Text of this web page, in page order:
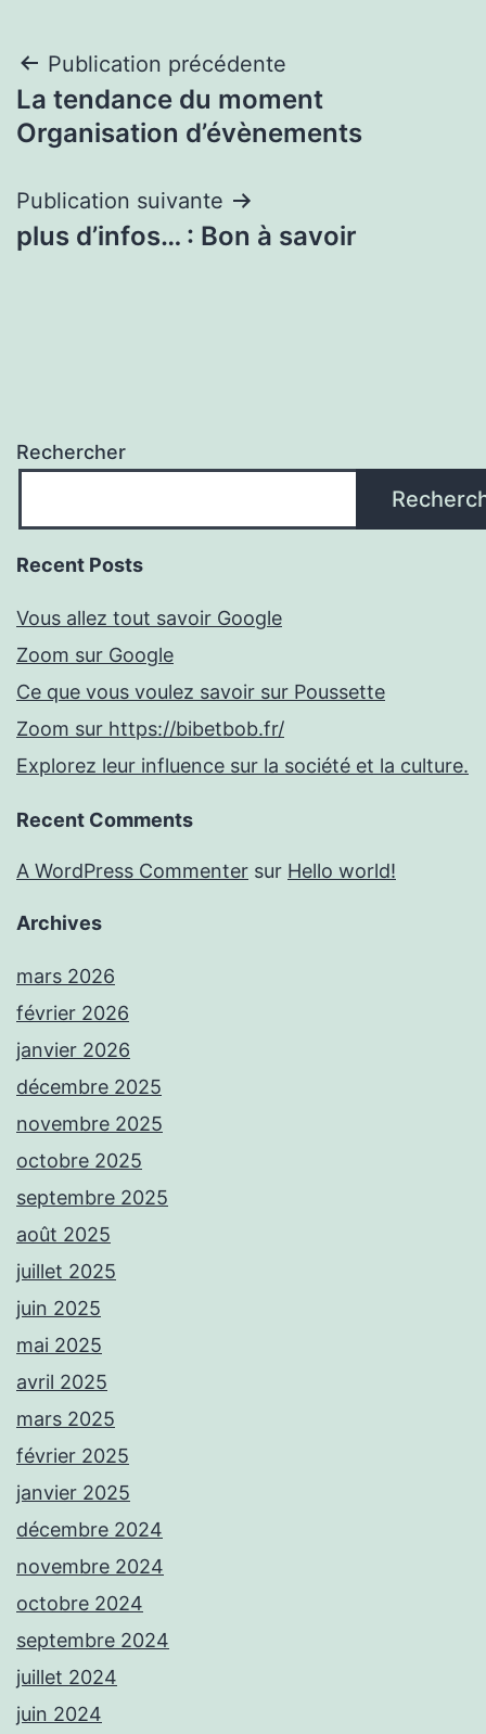
Navigation
de
Publication précédente
La tendance du moment
Organisation d’évènements
Publication suivante
plus d’infos… : Bon à savoir
Rechercher
Recent Posts
Vous allez tout savoir Google
Zoom sur Google
Ce que vous voulez savoir sur Poussette
Zoom sur https://bibetbob.fr/
Explorez leur influence sur la société et la culture.
Recent Comments
A WordPress Commenter sur Hello world!
Archives
mars 2026
février 2026
janvier 2026
décembre 2025
novembre 2025
octobre 2025
septembre 2025
août 2025
juillet 2025
juin 2025
mai 2025
avril 2025
mars 2025
février 2025
janvier 2025
décembre 2024
novembre 2024
octobre 2024
septembre 2024
juillet 2024
juin 2024